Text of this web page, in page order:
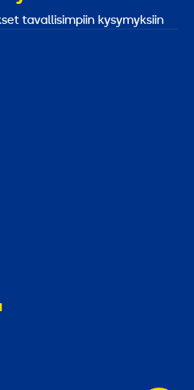
tavallisimpiin kysymyksiin